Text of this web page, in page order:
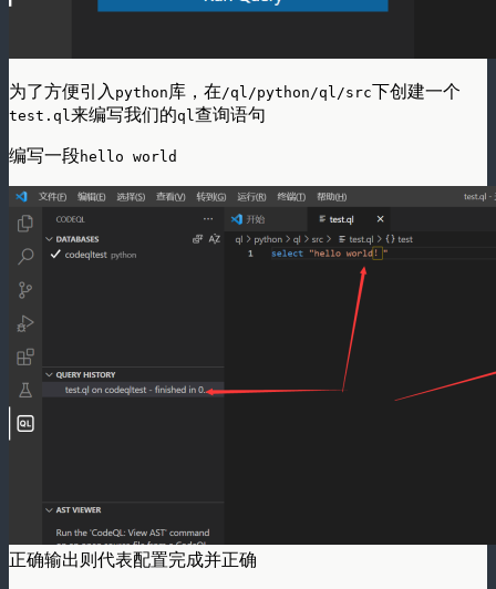
为了方便引入 python 库，在 /ql/python/ql/src下创建一个
test.ql 来编写我们的ql 查询语句
编写一段hello world
正确输出则代表配置完成并正确